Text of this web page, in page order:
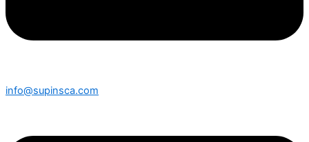
info@supinsca.com